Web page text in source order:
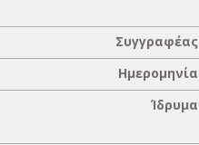
Συγγραφέας
Ημερομηνία
Ίδρυμα